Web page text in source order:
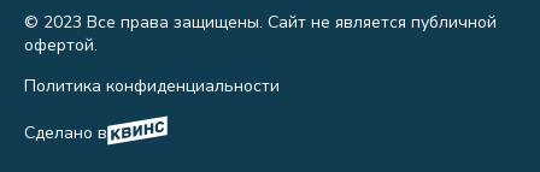
© 2023 Все права защищены. Сайт не является публичной
офертой.
Политика конфиденциальности
Сделано в